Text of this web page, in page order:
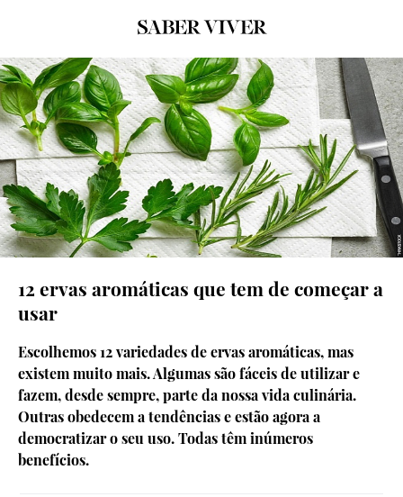
12 ervas aromáticas que tem de começar a
usar
Escolhemos 12 variedades de ervas aromáticas, mas
existem muito mais. Algumas são fáceis de utilizar e
fazem, desde sempre, parte da nossa vida culinária.
Outras obedecem a tendências e estão agora a
democratizar o seu uso. Todas têm inúmeros
benefícios.